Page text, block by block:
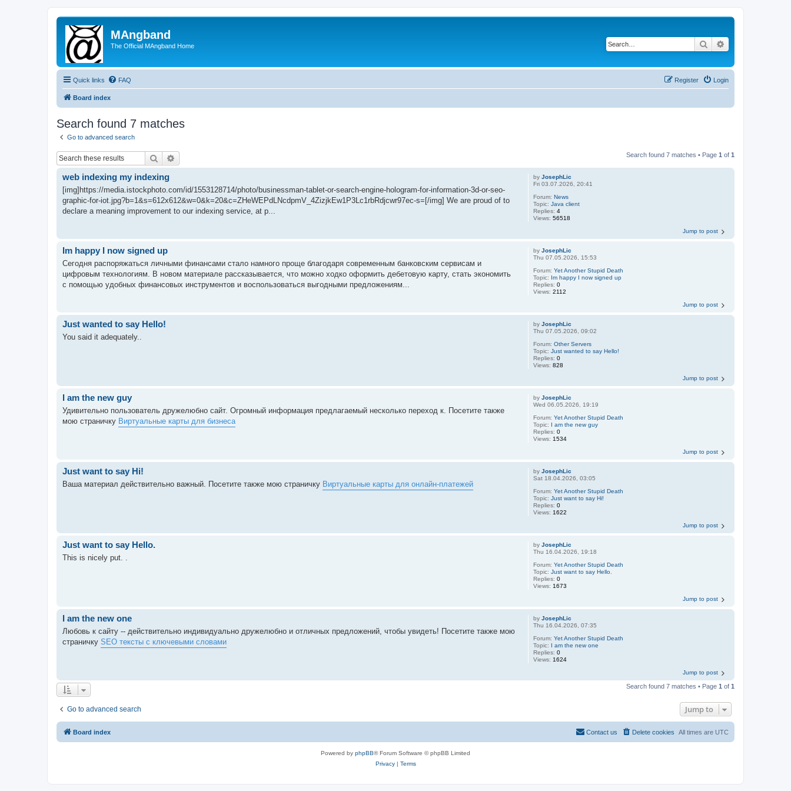
MAngband
The Official MAngband Home Search
Quick links FAQ Login
Register
Board index
Search found 7 matches
Go to advanced search
Search Search found 7 matches • Page 1 of 1
byJosephLic
Fri 03.07.2026, 20:41
Forum:News
Topic:Java client
Replies:4
Views:56518
web indexing my indexing
[img]https://media.istockphoto.com/id/1553128714/photo/businessman-tablet-or-search-engine-hologram-for-information-3d-or-seo-
graphic-for-iot.jpg?b=1&s=612x612&w=0&k=20&c=ZHeWEPdLNcdpmV_4ZizjkEw1P3Lc1rbRdjcwr97ec-s=[/img] We are proud of to
declare a meaning improvement to our indexing service, at p...
Jump to post
byJosephLic
Thu 07.05.2026, 15:53
Forum:Yet Another Stupid Death
Topic: Im happy I now signed up
Replies:0
Views:2112
Im happy I now signed up
Сегодня распоряжаться личными финансами стало намного проще благодаря современным банковским сервисам и
цифровым технологиям. В новом материале рассказывается, что можно ходко оформить дебетовую карту, стать экономить
с помощью удобных финансовых инструментов и воспользоваться выгодными предложениям...
Jump to post
byJosephLic
Thu 07.05.2026, 09:02
Forum:Other Servers
Topic:Just wanted to say Hello!
Replies:0
Views:828
Just wanted to say Hello!
You said it adequately..
Jump to post
byJosephLic
Wed 06.05.2026, 19:19
Forum:Yet Another Stupid Death
Topic: I am the new guy
Replies:0
Views: 1534
I am the new guy
Удивительно пользователь дружелюбно сайт. Огромный информация предлагаемый несколько переход к. Посетите также
мою страничку Виртуальные карты для бизнеса
Jump to post
byJosephLic
Sat 18.04.2026, 03:05
Forum:Yet Another Stupid Death
Topic:Just want to say Hi!
Replies:0
Views: 1622
Just want to say Hi!
Ваша материал действительно важный. Посетите также мою страничку Виртуальные карты для онлайн-платежей
Jump to post
byJosephLic
Thu 16.04.2026, 19:18
Forum:Yet Another Stupid Death
Topic:Just want to say Hello.
Replies:0
Views: 1673
Just want to say Hello.
This is nicely put. .
Jump to post
byJosephLic
Thu 16.04.2026, 07:35
Forum:Yet Another Stupid Death
Topic: I am the new one
Replies:0
Views: 1624
I am the new one
Любовь к сайту -- действительно индивидуально дружелюбно и отличных предложений, чтобы увидеть! Посетите также мою
страничку SEO тексты с ключевыми словами
Jump to post
Search found 7 matches • Page 1 of 1
Go to advanced search Jump to
Board index All times are UTC
Delete cookies
Contact us
Powered by phpBB® Forum Software © phpBB Limited
Privacy| Terms